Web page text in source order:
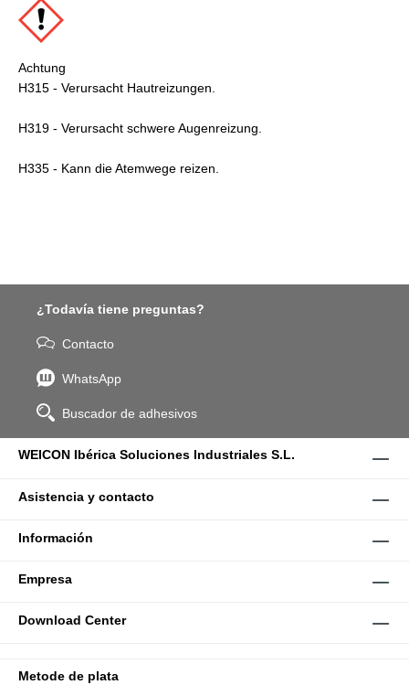
Achtung
H315 - Verursacht Hautreizungen.
H319 - Verursacht schwere Augenreizung.
H335 - Kann die Atemwege reizen.
¿Todavía tiene preguntas?
Contacto
WhatsApp
Buscador de adhesivos
WEICON Ibérica Soluciones Industriales S.L.
Asistencia y contacto
Información
Empresa
Download Center
Metode de plata